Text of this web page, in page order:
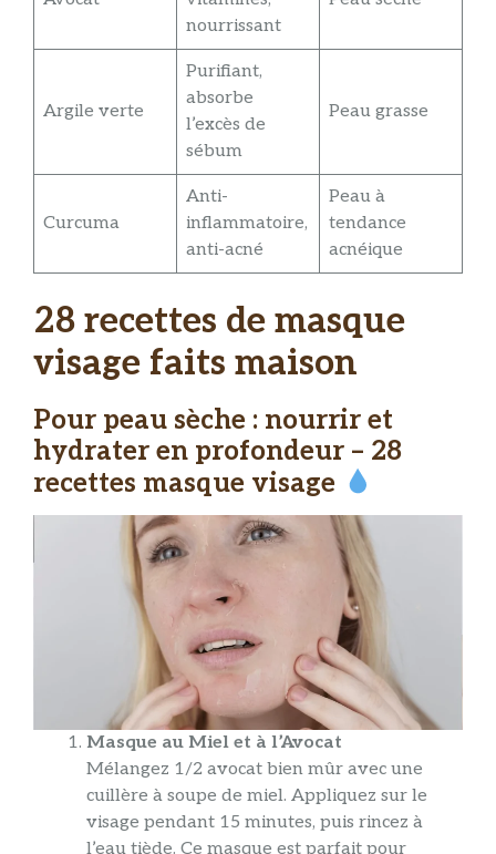
nourrissant
Argile verte
Purifiant,
absorbe
l’excès de
sébum
Peau grasse
Curcuma
Anti-
inflammatoire,
anti-acné
Peau à
tendance
acnéique
28 recettes de masque
visage faits maison
Pour peau sèche : nourrir et
hydrater en profondeur – 28
recettes masque visage
Masque au Miel et à l’Avocat
Mélangez 1/2 avocat bien mûr avec une
cuillère à soupe de miel. Appliquez sur le
visage pendant 15 minutes, puis rincez à
l’eau tiède. Ce masque est parfait pour